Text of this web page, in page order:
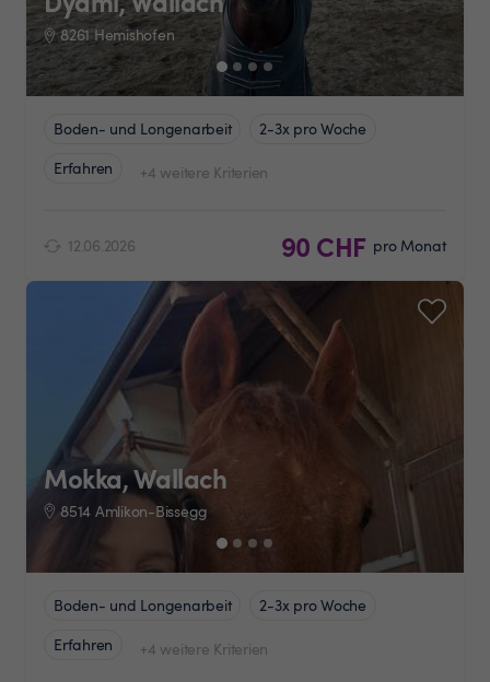
8261 Hemishofen
Boden- und Longenarbeit
2-3x pro Woche
Erfahren
+4 weitere Kriterien
12.06.2026 90 CHF pro Monat
Mokka, Wallach
8514 Amlikon-Bissegg
Boden- und Longenarbeit
2-3x pro Woche
Erfahren
+4 weitere Kriterien